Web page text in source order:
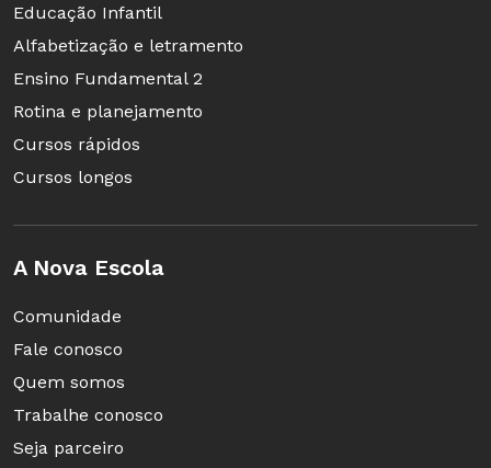
Educação Infantil
Alfabetização e letramento
Ensino Fundamental 2
Rotina e planejamento
Cursos rápidos
Cursos longos
A Nova Escola
Comunidade
Fale conosco
Quem somos
Trabalhe conosco
Seja parceiro